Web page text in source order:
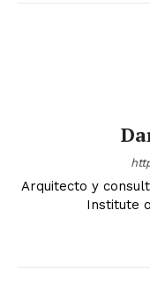
Arquitecto y
Institute